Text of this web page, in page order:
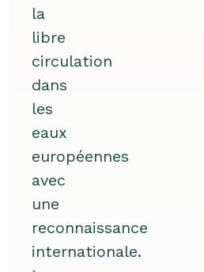
la
libre
circulation
dans
les
eaux
européennes
avec
une
reconnaissance
internationale.